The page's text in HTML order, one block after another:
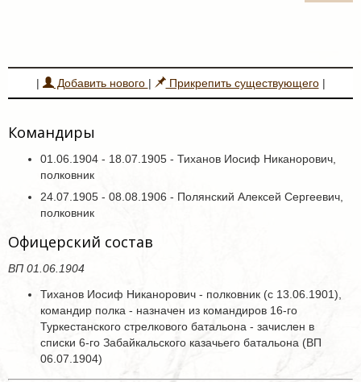
| Добавить нового | Прикрепить существующего|
Командиры
01.06.1904 - 18.07.1905 - Тиханов Иосиф Никанорович,
полковник
24.07.1905 - 08.08.1906 - Полянский Алексей Сергеевич,
полковник
Офицерский состав
ВП 01.06.1904
Тиханов Иосиф Никанорович - полковник (с 13.06.1901),
командир полка - назначен из командиров 16-го
Туркестанского стрелкового батальона - зачислен в
списки 6-го Забайкальского казачьего батальона (ВП
06.07.1904)